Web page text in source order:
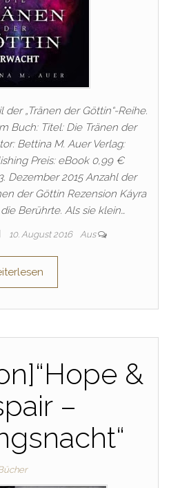
der „Tränen der Göttin“-Reihe.
Buch: Titel: Die Tränen der
Bettina M. Auer Verlag:
Preis: eBook 0,99 €
Dezember 2015 Anzahl der
der Göttin Rezension Káyra
Berührte. Als sie klein…
10. August 2016 Aus
&
–